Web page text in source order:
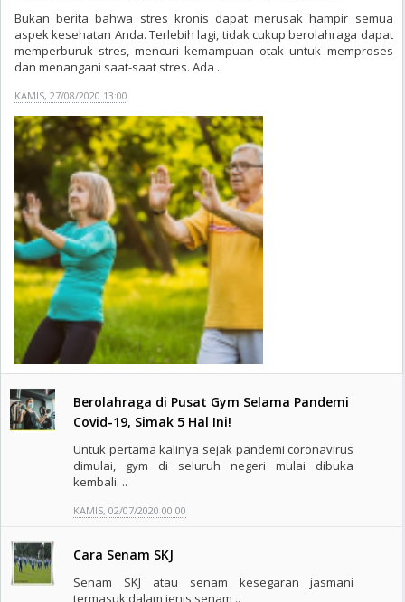
Bukan berita bahwa stres kronis dapat merusak hampir semua
aspek kesehatan Anda. Terlebih lagi, tidak cukup berolahraga dapat
memperburuk stres, mencuri kemampuan otak untuk memproses
dan menangani saat-saat stres. Ada ..
KAMIS, 27/08/2020 13:00
Berolahraga di Pusat Gym Selama Pandemi
Covid-19, Simak 5 Hal Ini!
Untuk pertama kalinya sejak pandemi coronavirus
dimulai, gym di seluruh negeri mulai dibuka
kembali. ..
KAMIS, 02/07/2020 00:00
Cara Senam SKJ
Senam SKJ atau senam kesegaran jasmani
termasuk dalam jenis senam ..